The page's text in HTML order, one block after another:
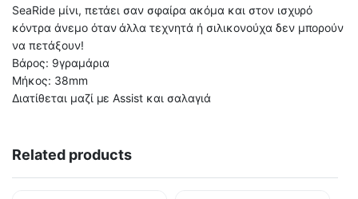
SeaRide μίνι, πετάει σαν σφαίρα ακόμα και στον ισχυρό
κόντρα άνεμο όταν άλλα τεχνητά ή σιλικονούχα δεν μπορούν
να πετάξουν!
Βάρος: 9γραμάρια
Μήκος: 38mm
Διατίθεται μαζί με Assist και σαλαγιά
Related products